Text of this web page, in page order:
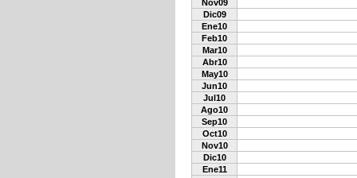
Nov09
Dic09
Ene10
Feb10
Mar10
Abr10
May10
Jun10
Jul10
Ago10
Sep10
Oct10
Nov10
Dic10
Ene11